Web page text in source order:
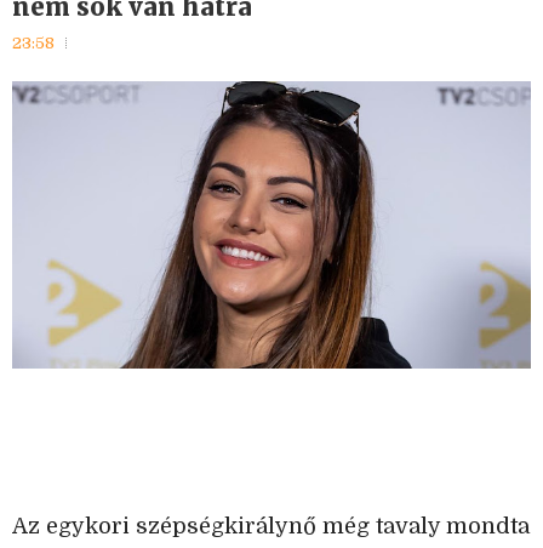
nem sok van hátra
23:58
Az egykori szépségkirálynő még tavaly mondta